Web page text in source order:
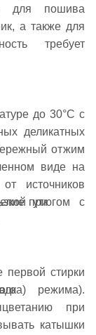
для пошива
а также для
требует
до 30°C с
деликатных
отжим
виде на
источников
утюгом с
первой стирки
режима).
при
катышки
при